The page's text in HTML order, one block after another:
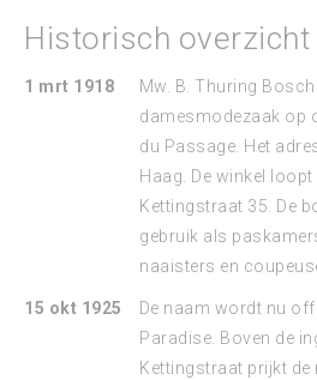
Historisch overzicht
1 mrt 1918
Mw. B. Thuring
damesmodezaak op
du Passage. Het
Haag. De winkel
Kettingstraat 35. De
gebruik als
naaisters en
15 okt 1925
De naam wordt nu
Paradise. Boven de
Kettingstraat prijkt